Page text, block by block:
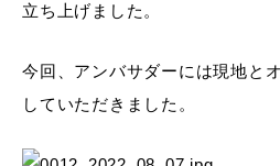
立ち上げました。
今回、アンバサダーには現地と
していただきました。